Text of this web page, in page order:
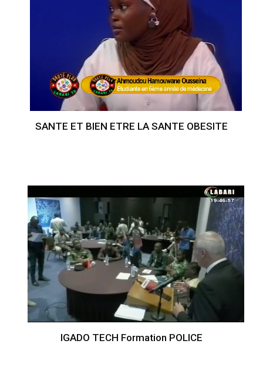
SANTE ET BIEN ETRE LA SANTE OBESITE
IGADO TECH Formation POLICE